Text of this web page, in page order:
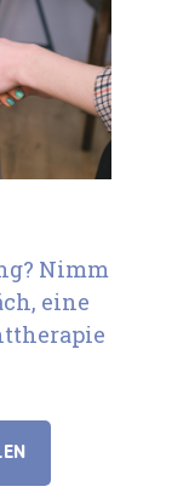
Nimm
eine